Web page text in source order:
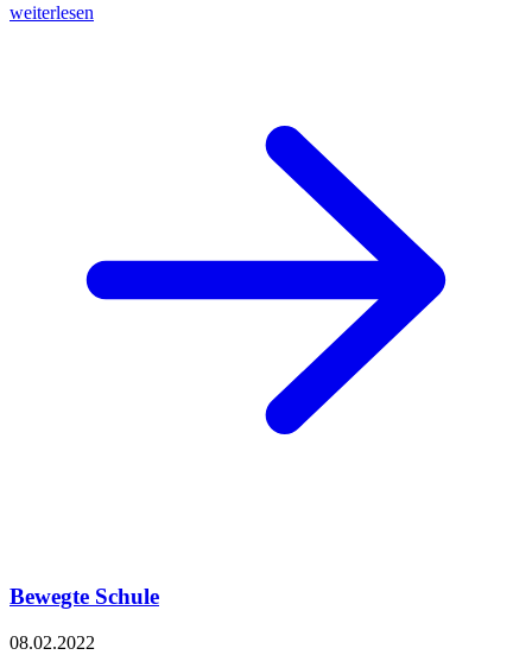
weiterlesen
Bewegte Schule
08.02.2022